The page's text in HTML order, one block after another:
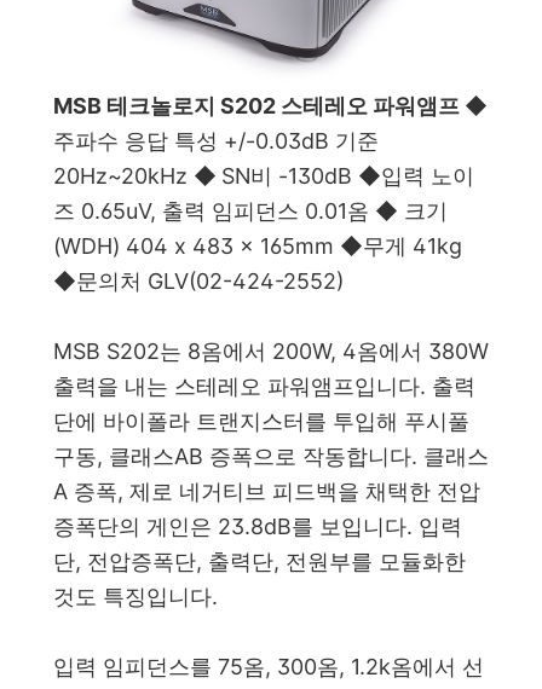
MSB 테크놀로지 S202 스테레오 파워앰프 ◆
주파수 응답 특성 +/-0.03dB 기준
20Hz~20kHz ◆ SN비 -130dB ◆입력 노이
즈 0.65uV, 출력 임피던스 0.01옴 ◆ 크기
(WDH) 404 x 483 x 165mm ◆무게 41kg
◆문의처 GLV(02-424-2552)
MSB S202는 8옴에서 200W, 4옴에서 380W
출력을 내는 스테레오 파워앰프입니다. 출력
단에 바이폴라 트랜지스터를 투입해 푸시풀
구동, 클래스AB 증폭으로 작동합니다. 클래스
A 증폭, 제로 네거티브 피드백을 채택한 전압
증폭단의 게인은 23.8dB를 보입니다. 입력
단, 전압증폭단, 출력단, 전원부를 모듈화한
것도 특징입니다.
입력 임피던스를 75옴, 300옴, 1.2k옴에서 선